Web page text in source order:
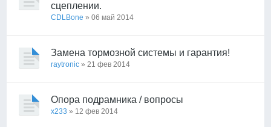
сцеплении.
CDLBone » 06 май 2014
Замена тормозной системы и гарантия!
raytronic » 21 фев 2014
Опора подрамника / вопросы
x233 » 12 фев 2014